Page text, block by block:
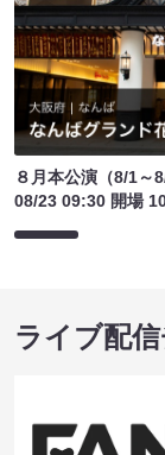
８月本公演（8/1～
08/23 09:30 開場
ライブ配